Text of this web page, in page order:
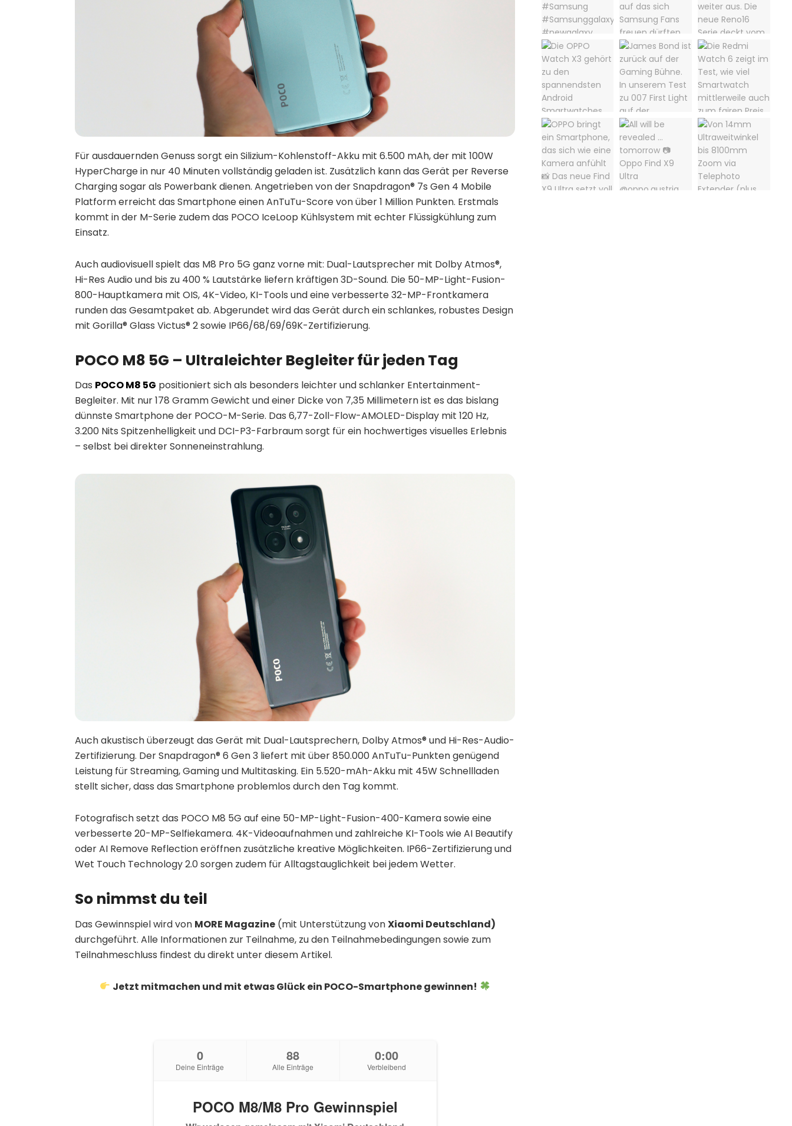
Für ausdauernden Genuss sorgt ein Silizium-Kohlenstoff-Akku mit 6.500 mAh, der mit 100W
HyperCharge in nur 40 Minuten vollständig geladen ist. Zusätzlich kann das Gerät per Reverse
Charging sogar als Powerbank dienen. Angetrieben von der Snapdragon® 7s Gen 4 Mobile
Platform erreicht das Smartphone einen AnTuTu-Score von über 1 Million Punkten. Erstmals
kommt in der M-Serie zudem das POCO IceLoop Kühlsystem mit echter Flüssigkühlung zum
Einsatz.
Auch audiovisuell spielt das M8 Pro 5G ganz vorne mit: Dual-Lautsprecher mit Dolby Atmos®,
Hi-Res Audio und bis zu 400 % Lautstärke liefern kräftigen 3D-Sound. Die 50-MP-Light-Fusion-
800-Hauptkamera mit OIS, 4K-Video, KI-Tools und eine verbesserte 32-MP-Frontkamera
runden das Gesamtpaket ab. Abgerundet wird das Gerät durch ein schlankes, robustes Design
mit Gorilla® Glass Victus® 2 sowie IP66/68/69/69K-Zertifizierung.
POCO M8 5G – Ultraleichter Begleiter für jeden Tag
Das POCO M8 5G positioniert sich als besonders leichter und schlanker Entertainment-
Begleiter. Mit nur 178 Gramm Gewicht und einer Dicke von 7,35 Millimetern ist es das bislang
dünnste Smartphone der POCO-M-Serie. Das 6,77-Zoll-Flow-AMOLED-Display mit 120 Hz,
3.200 Nits Spitzenhelligkeit und DCI-P3-Farbraum sorgt für ein hochwertiges visuelles Erlebnis
– selbst bei direkter Sonneneinstrahlung.
Auch akustisch überzeugt das Gerät mit Dual-Lautsprechern, Dolby Atmos® und Hi-Res-Audio-
Zertifizierung. Der Snapdragon® 6 Gen 3 liefert mit über 850.000 AnTuTu-Punkten genügend
Leistung für Streaming, Gaming und Multitasking. Ein 5.520-mAh-Akku mit 45W Schnellladen
stellt sicher, dass das Smartphone problemlos durch den Tag kommt.
Fotografisch setzt das POCO M8 5G auf eine 50-MP-Light-Fusion-400-Kamera sowie eine
verbesserte 20-MP-Selfiekamera. 4K-Videoaufnahmen und zahlreiche KI-Tools wie AI Beautify
oder AI Remove Reflection eröffnen zusätzliche kreative Möglichkeiten. IP66-Zertifizierung und
Wet Touch Technology 2.0 sorgen zudem für Alltagstauglichkeit bei jedem Wetter.
So nimmst du teil
Das Gewinnspiel wird von MORE Magazine (mit Unterstützung vonXiaomi Deutschland)
durchgeführt. Alle Informationen zur Teilnahme, zu den Teilnahmebedingungen sowie zum
Teilnahmeschluss findest du direkt unter diesem Artikel.
Jetzt mitmachen und mit etwas Glück ein POCO-Smartphone gewinnen!